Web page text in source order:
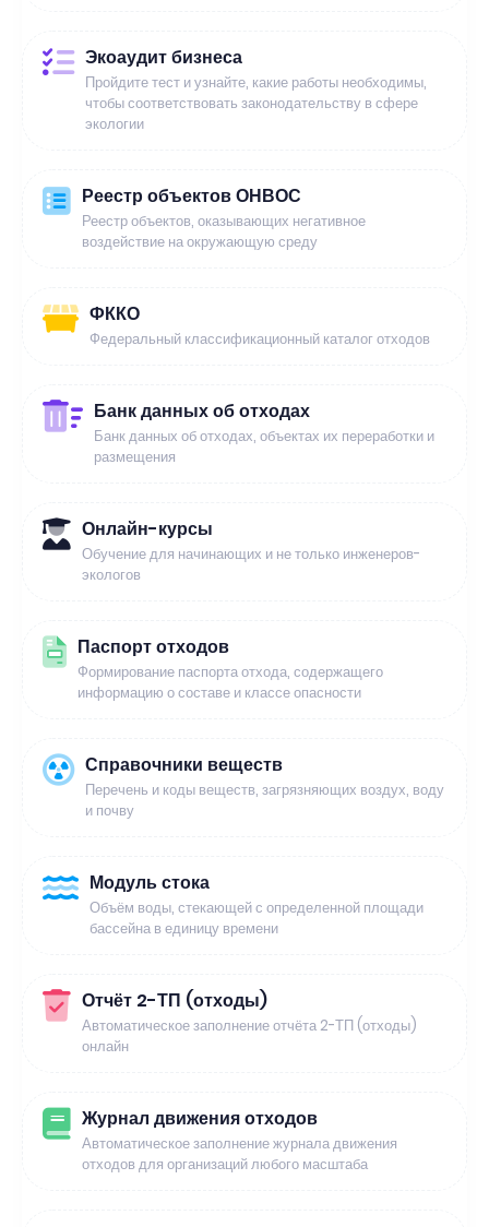
Экоаудит бизнеса
Пройдите тест и узнайте, какие работы необходимы,
чтобы соответствовать законодательству в сфере
экологии
Реестр объектов ОНВОС
Реестр объектов, оказывающих негативное
воздействие на окружающую среду
ФККО
Федеральный классификационный каталог отходов
Банк данных об отходах
Банк данных об отходах, объектах их переработки и
размещения
Онлайн-курсы
Обучение для начинающих и не только инженеров-
экологов
Паспорт отходов
Формирование паспорта отхода, содержащего
информацию о составе и классе опасности
Справочники веществ
Перечень и коды веществ, загрязняющих воздух, воду
и почву
Модуль стока
Объём воды, стекающей с определенной площади
бассейна в единицу времени
Отчёт 2-ТП (отходы)
Автоматическое заполнение отчёта 2-ТП (отходы)
онлайн
Журнал движения отходов
Автоматическое заполнение журнала движения
отходов для организаций любого масштаба